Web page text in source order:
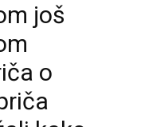
još
o